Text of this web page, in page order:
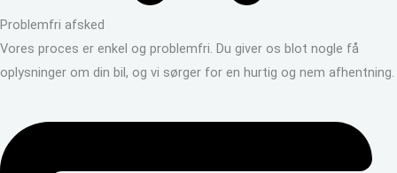
Problemfri afsked
Vores proces er enkel og problemfri. Du giver os blot nogle få
oplysninger om din bil, og vi sørger for en hurtig og nem afhentning.